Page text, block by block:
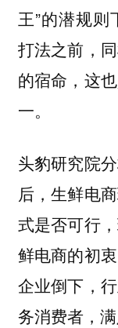
王”的潜规
打法之前，
的宿命，这
一。
头豹研究院
后，生鲜电
式是否可行
鲜电商的初
企业倒下，
务消费者，